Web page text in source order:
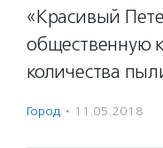
«Красивый
общественную
количества
Город · 11.05.2018